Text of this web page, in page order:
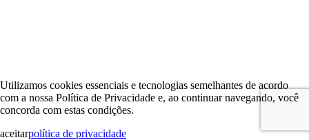
Utilizamos cookies essenciais e tecnologias semelhantes de acordo
com a nossa Política de Privacidade e, ao continuar navegando, você
concorda com estas condições.
aceitarpolítica de privacidade